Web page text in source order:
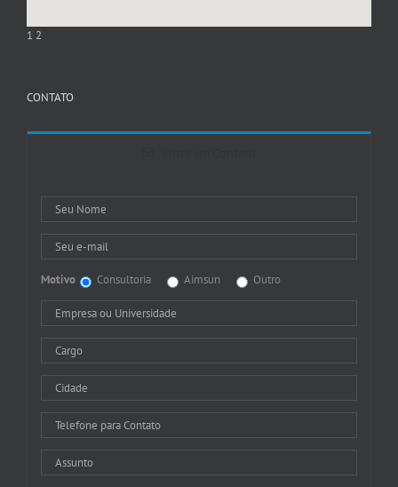
1 2
CONTATO
Motivo Consultoria Aimsun Outro